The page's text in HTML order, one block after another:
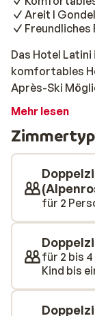
Areit I
Freundliches
Das Hotel
komfortables
Après-Ski
das Hotel seit
Wenn Sie nach
möchten, ist
richtige.
und auch ein
einer herrlichen
Tag fit für die
Fuß zu
laufen. Der
in das lebhafte
Mehr lesen
für 2
für 2 bis 4
Kind bis